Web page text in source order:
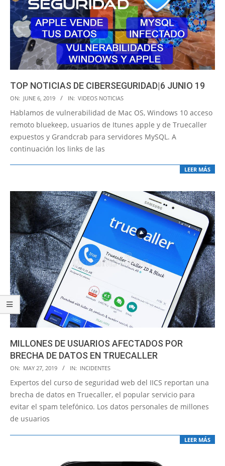
TOP NOTICIAS DE CIBERSEGURIDAD|6 JUNIO 19
2019-
06-
ON: JUNE 6, 2019 IN: VIDEOS NOTICIAS
Hablamos de vulnerabilidad de Mac OS, Windows 10 acceso
remoto bluekeep, usuarios de Itunes apple y de Truecaller
expuestos y Grandcrab para servidores MySQL. A
continuación los links de las
LEER MÁS
MILLONES DE USUARIOS AFECTADOS POR
BRECHA DE DATOS EN TRUECALLER
2019-
05-
27
ON: MAY 27, 2019 IN: INCIDENTES
Expertos del curso de seguridad web del IICS reportan una
brecha de datos en Truecaller, el popular servicio para
evitar el spam telefónico. Los datos personales de millones
de usuarios
LEER MÁS